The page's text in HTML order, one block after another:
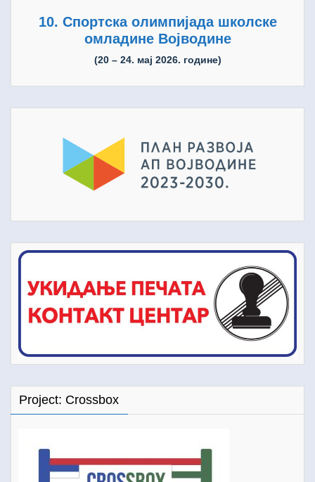
10. Спортска олимпијада школске
омладине Војводине
(20 – 24. мај 2026. године)
Project: Crossbox